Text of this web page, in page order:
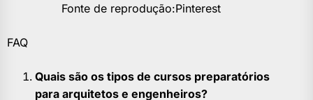
Fonte de reprodução:Pinterest
FAQ
Quais são os tipos de cursos preparatórios
para arquitetos e engenheiros?